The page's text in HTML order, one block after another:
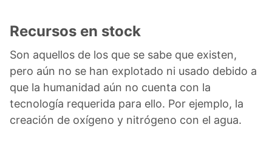
Recursos en stock
Son aquellos de los que se sabe que existen,
pero aún no se han explotado ni usado debido a
que la humanidad aún no cuenta con la
tecnología requerida para ello. Por ejemplo, la
creación de oxígeno y nitrógeno con el agua.